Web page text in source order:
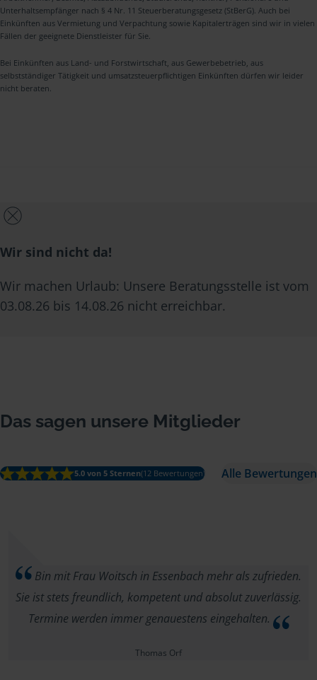
Unterhaltsempfänger nach § 4 Nr. 11 Steuerberatungsgesetz (StBerG). Auch bei
Einkünften aus Vermietung und Verpachtung sowie Kapitalerträgen sind wir in vielen
Fällen der geeignete Dienstleister für Sie.
Bei Einkünften aus Land- und Forstwirtschaft, aus Gewerbebetrieb, aus
selbstständiger Tätigkeit und umsatzsteuerpflichtigen Einkünften dürfen wir leider
nicht beraten.
Wir sind nicht da!
Wir machen Urlaub: Unsere Beratungsstelle ist vom
03.08.26 bis 14.08.26 nicht erreichbar.
Das sagen unsere Mitglieder
5.0 von 5 Sternen(12 Bewertungen) Alle Bewertungen
Bin mit Frau Woitsch in Essenbach mehr als zufrieden.
Sie ist stets freundlich, kompetent und absolut zuverlässig.
Termine werden immer genauestens eingehalten.
Thomas Orf